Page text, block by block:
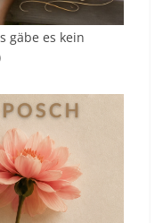
gäbe es kein